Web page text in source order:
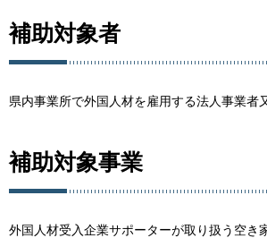
補助対象者
県内事業所で外国人材を雇用する法人事業者
補助対象事業
外国人材受入企業サポーターが取り扱う空き